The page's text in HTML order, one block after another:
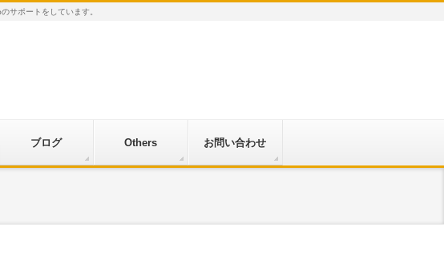
サポートをしています。
ブログ Others お問い合わせ